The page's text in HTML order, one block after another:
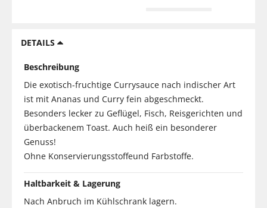
DETAILS
Beschreibung
Die exotisch-fruchtige Currysauce nach indischer Art
ist mit Ananas und Curry fein abgeschmeckt.
Besonders lecker zu Geflügel, Fisch, Reisgerichten und
überbackenem Toast. Auch heiß ein besonderer
Genuss!
Ohne Konservierungsstoffeund Farbstoffe.
Haltbarkeit & Lagerung
Nach Anbruch im Kühlschrank lagern.